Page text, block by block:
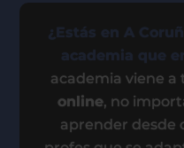
¿Estás en A
academia que
academia viene a
online, no
aprender desde